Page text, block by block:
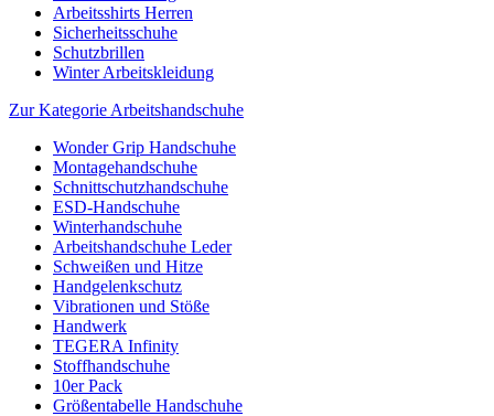
Arbeitsshirts Herren
Sicherheitsschuhe
Schutzbrillen
Winter Arbeitskleidung
Zur Kategorie Arbeitshandschuhe
Wonder Grip Handschuhe
Montagehandschuhe
Schnittschutzhandschuhe
ESD-Handschuhe
Winterhandschuhe
Arbeitshandschuhe Leder
Schweißen und Hitze
Handgelenkschutz
Vibrationen und Stöße
Handwerk
TEGERA Infinity
Stoffhandschuhe
10er Pack
Größentabelle Handschuhe